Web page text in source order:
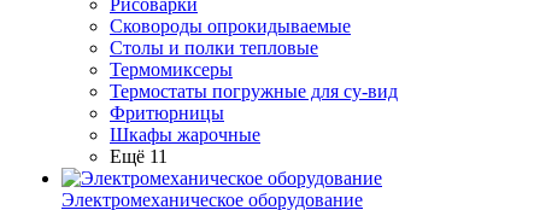
Рисоварки
Сковороды опрокидываемые
Столы и полки тепловые
Термомиксеры
Термостаты погружные для су-вид
Фритюрницы
Шкафы жарочные
Ещё 11
Электромеханическое оборудование